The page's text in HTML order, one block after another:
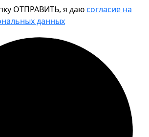
ОТПРАВИТЬ, я даюсогласие на
данных